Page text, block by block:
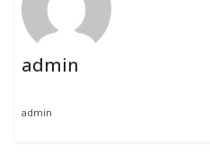
admin
admin